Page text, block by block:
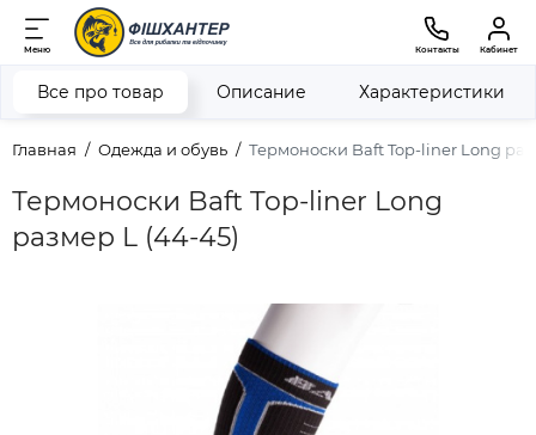
Меню Контакты Кабинет
Главная Одежда и обувь Термоноски Baft Top-liner Long
Термоноски Baft Top-liner Long
размер L (44-45)
Все про товар Описание Характеристики